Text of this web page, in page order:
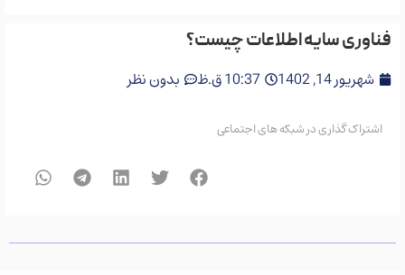
فناوری سایه اطلاعات چیست؟
شهریور 14, 1402 10:37 ق.ظ بدون نظر
اشتراک گذاری در شبکه های اجتماعی